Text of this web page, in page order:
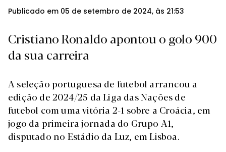
Publicado em 05 de setembro de 2024, às 21:53
Cristiano Ronaldo apontou o golo 900
da sua carreira
A seleção portuguesa de futebol arrancou a
edição de 2024/25 da Liga das Nações de
futebol com uma vitória 2-1 sobre a Croácia, em
jogo da primeira jornada do Grupo A1,
disputado no Estádio da Luz, em Lisboa.